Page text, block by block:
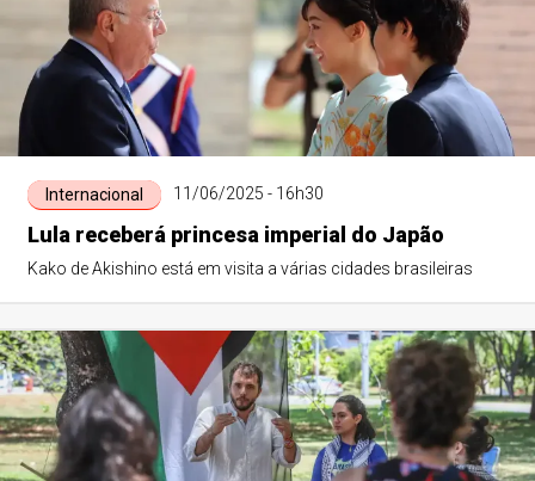
Internacional 11/06/2025 - 16h30
Lula receberá princesa imperial do Japão
Kako de Akishino está em visita a várias cidades brasileiras